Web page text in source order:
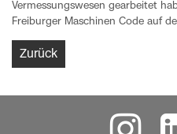
Vermessungswesen gearbeitet
Freiburger Maschinen Code auf
Zurück